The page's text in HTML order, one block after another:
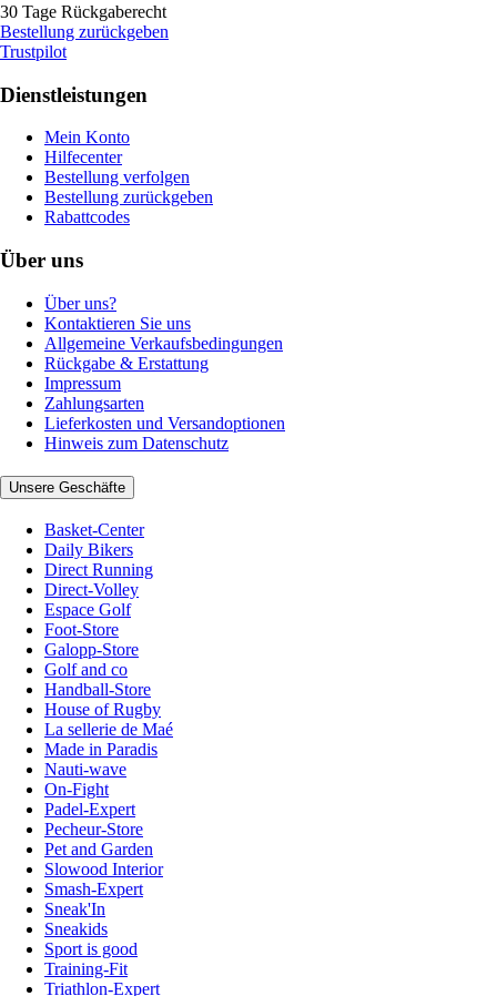
30 Tage Rückgaberecht
Bestellung zurückgeben
Trustpilot
Dienstleistungen
Mein Konto
Hilfecenter
Bestellung verfolgen
Bestellung zurückgeben
Rabattcodes
Über uns
Über uns?
Kontaktieren Sie uns
Allgemeine Verkaufsbedingungen
Rückgabe & Erstattung
Impressum
Zahlungsarten
Lieferkosten und Versandoptionen
Hinweis zum Datenschutz
Unsere Geschäfte
Basket-Center
Daily Bikers
Direct Running
Direct-Volley
Espace Golf
Foot-Store
Galopp-Store
Golf and co
Handball-Store
House of Rugby
La sellerie de Maé
Made in Paradis
Nauti-wave
On-Fight
Padel-Expert
Pecheur-Store
Pet and Garden
Slowood Interior
Smash-Expert
Sneak'In
Sneakids
Sport is good
Training-Fit
Triathlon-Expert